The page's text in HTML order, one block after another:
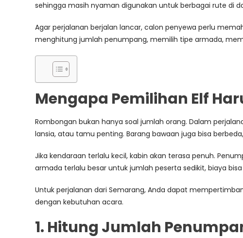
sehingga masih nyaman digunakan untuk berbagai rute di
Agar perjalanan berjalan lancar, calon penyewa perlu
menghitung jumlah penumpang, memilih tipe armada,
Mengapa Pemilihan Elf
Rombongan bukan hanya soal jumlah orang. Dalam
lansia, atau tamu penting. Barang bawaan juga bisa
Jika kendaraan terlalu kecil, kabin akan terasa penuh.
armada terlalu besar untuk jumlah peserta sedikit, biaya
Untuk perjalanan dari Semarang, Anda dapat
dengan kebutuhan acara.
1. Hitung Jumlah